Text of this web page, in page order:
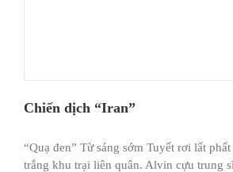
Chiến dịch “Iran”
“Quạ đen” Từ sáng sớm Tuyết rơi lất
trắng khu trại liên quân. Alvin cựu trung